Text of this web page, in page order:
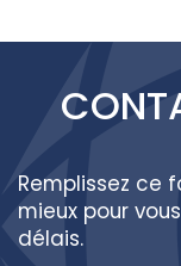
Remplissez ce
mieux pour
délais.